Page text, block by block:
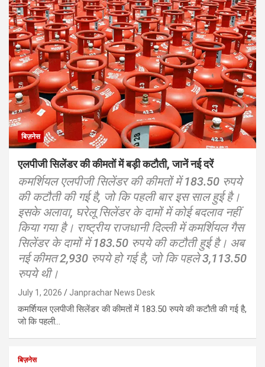
बिज़नेस
एलपीजी सिलेंडर की कीमतों में बड़ी कटौती, जानें नई दरें
कमर्शियल एलपीजी सिलेंडर की कीमतों में 183.50 रुपये
की कटौती की गई है, जो कि पहली बार इस साल हुई है।
इसके अलावा, घरेलू सिलेंडर के दामों में कोई बदलाव नहीं
किया गया है। राष्ट्रीय राजधानी दिल्ली में कमर्शियल गैस
सिलेंडर के दामों में 183.50 रुपये की कटौती हुई है। अब
नई कीमत 2,930 रुपये हो गई है, जो कि पहले 3,113.50
रुपये थी।
July 1, 2026 Janprachar News Desk
कमर्शियल एलपीजी सिलेंडर की कीमतों में 183.50 रुपये की कटौती की गई है,
जो कि पहली…
बिज़नेस